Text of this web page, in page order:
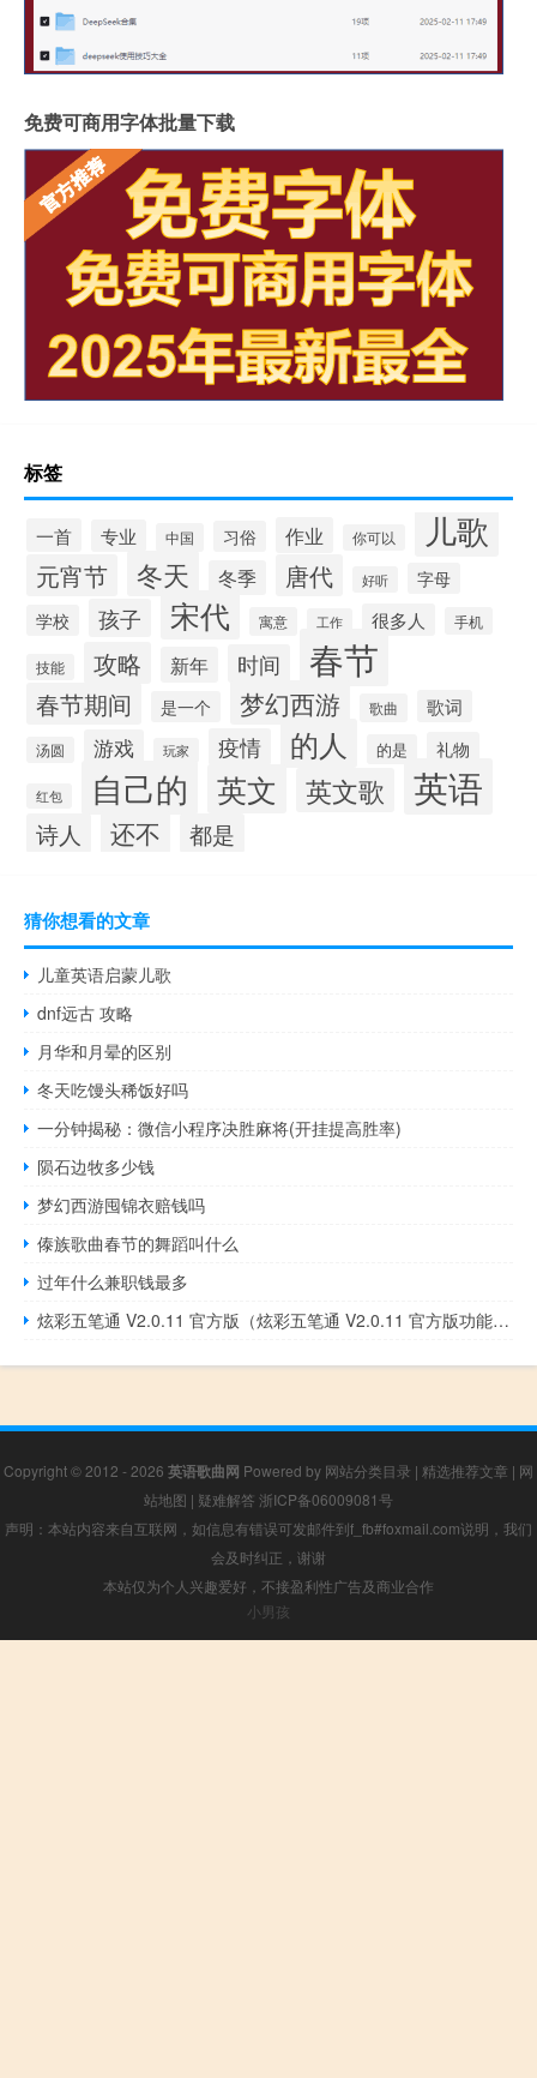
免费可商用字体批量下载
标签
一首 专业 中国 习俗 作业 你可以 儿歌
元宵节 冬天 冬季 唐代 好听
字母
学校
孩子 宋代 寓意 工作 很多人 手机
技能 攻略 新年 时间 春节
春节期间 是一个 梦幻西游 歌曲 歌词
汤圆 游戏 玩家 疫情 的人 的是 礼物
红包 自己的 英文 英文歌 英语
诗人 还不 都是
猜你想看的文章
儿童英语启蒙儿歌
dnf远古 攻略
月华和月晕的区别
冬天吃馒头稀饭好吗
一分钟揭秘：微信小程序决胜麻将(开挂提高胜率)
陨石边牧多少钱
梦幻西游囤锦衣赔钱吗
傣族歌曲春节的舞蹈叫什么
过年什么兼职钱最多
炫彩五笔通 V2.0.11 官方版（炫彩五笔通 V2.0.11 官方版功能简介）
Copyright © 2012 - 2026 英语歌曲网 Powered by 网站分类目录 | 精选推荐文章 | 网
站地图 | 疑难解答 浙ICP备06009081号
声明：本站内容来自互联网，如信息有错误可发邮件到f_fb#foxmail.com说明，我们
会及时纠正，谢谢
本站仅为个人兴趣爱好，不接盈利性广告及商业合作
小男孩